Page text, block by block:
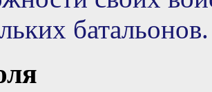
батальонов.